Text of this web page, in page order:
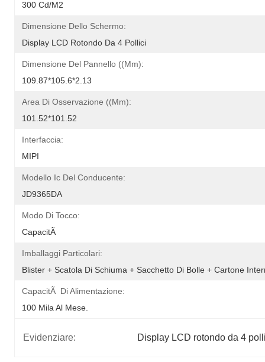
300 Cd/m2
Dimensione Dello Schermo:
Display LCD Rotondo Da 4 Pollici
Dimensione Del Pannello ((mm):
109.87*105.6*2.13
Area Di Osservazione ((mm):
101.52*101.52
Interfaccia:
MIPI
Modello Ic Del Conducente:
JD9365DA
Modo Di Tocco:
CapacitÃ
Imballaggi Particolari:
Blister + Scatola Di Schiuma + Sacchetto Di Bolle + Cartone
CapacitÃ Di Alimentazione:
100 Mila Al Mese.
Evidenziare: Display LCD rotondo da 4